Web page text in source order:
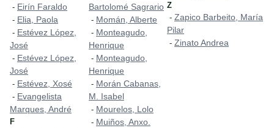
- Eirín Faraldo
- Elia, Paola
- Estévez López,
José
- Estévez López,
José
- Estévez, Xosé
- Evangelista
Marques, André
F
Bartolomé Sagrario
- Momán, Alberte
- Monteagudo,
Henrique
- Monteagudo,
Henrique
- Morán Cabanas,
M. Isabel
- Mourelos, Lolo
- Muiños, Anxo.
Z
- Zapico Barbeito, María
Pilar
- Zinato Andrea